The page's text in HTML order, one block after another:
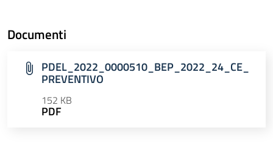
Documenti
PDEL_2022_0000510_BEP_2022_24_CE_
PREVENTIVO
152 KB
PDF